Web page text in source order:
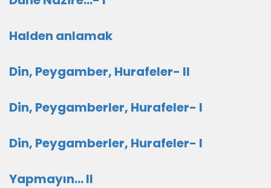
Halden anlamak
Din, Peygamber, Hurafeler- II
Din, Peygamberler, Hurafeler- I
Din, Peygamberler, Hurafeler- I
Yapmayın... II